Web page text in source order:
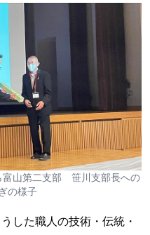
山第二支部 笹川支部長への
の様子
した職人の技術・伝統・